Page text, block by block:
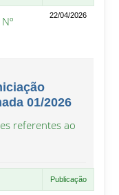
22/04/2026
01/2026
referentes ao
Publicação